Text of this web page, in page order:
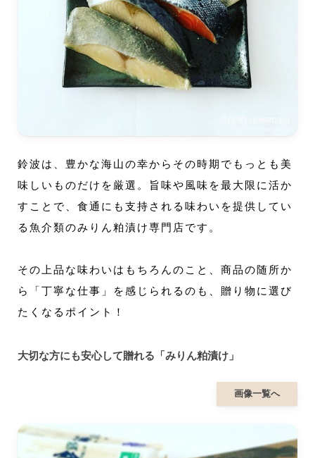
鈴波は、豊かな海山の幸からその時期でもっとも美
味しいものだけを厳選。旨味や風味を最大限に活か
すことで、食通にも支持される味わいを提供してい
る魚介類のみりん粕漬け専門店です。
その上品な味わいはもちろんのこと、商品の随所か
ら「丁寧な仕事」を感じられるのも、贈り物に選び
たくなるポイント！
大切な方にも安心して贈れる「みりん粕漬け」
画像一覧へ